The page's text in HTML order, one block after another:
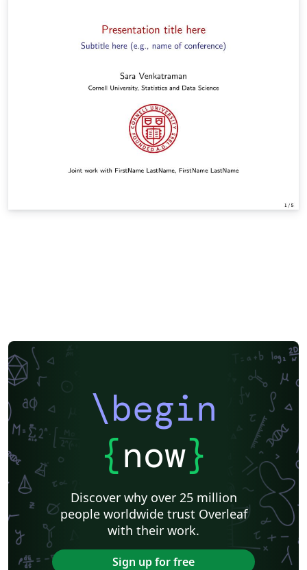
\begin
{now}
Discover why over 25 million
people worldwide trust Overleaf
with their work.
Sign up for free